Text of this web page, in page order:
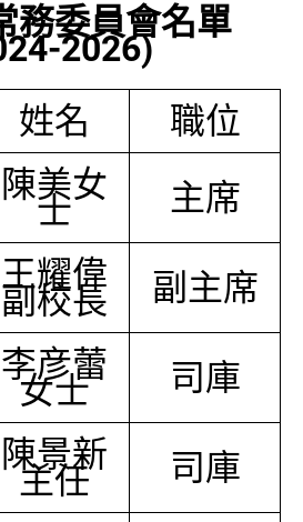
務委員會名單
2026)
姓名
職位
陳美女
士 主席
王耀偉
副校長 副主席
李彦蕾
女士 司庫
陳景新
主任 司庫